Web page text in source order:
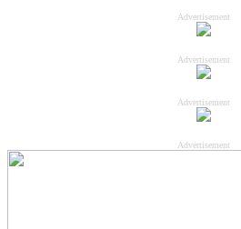
Advertisement
Advertisement
Advertisement
Advertisement